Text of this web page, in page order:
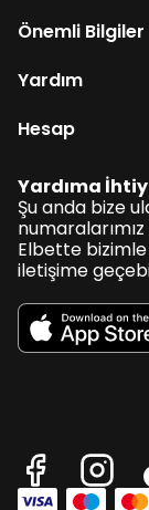
Önemli Bilgiler
Yardım
Hesap
Yardıma
Şu anda bize
Elbette
iletişime